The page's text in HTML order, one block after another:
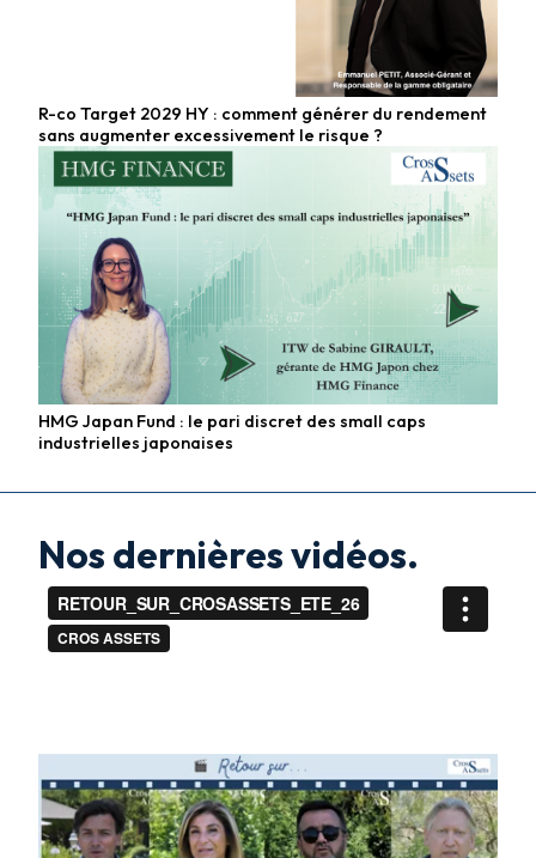
Fonds obligataires
R-co Target 2029 HY : comment générer du rendement
sans augmenter excessivement le risque ?
Fonds actions
HMG Japan Fund : le pari discret des small caps
industrielles japonaises
Nos dernières vidéos.